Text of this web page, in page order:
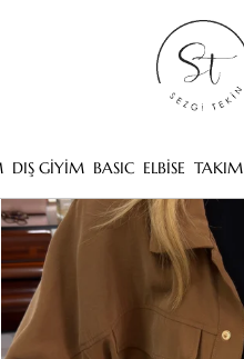
DIŞ GİYİM BASIC ELBİSE TAKIM